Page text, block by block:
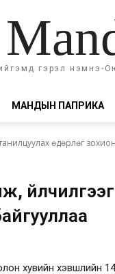
гэрэл нэмнэ-
МАНДЫН ПАПРИКА
өдөрлөг
үйлчилгээг
хувийн хэвшлийн